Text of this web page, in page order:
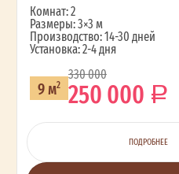
Комнат: 2
Размеры: 3×3 м
Производство: 14-30 дней
Установка: 2-4 дня
9 м2
330 000
250 000
ПОДРОБНЕЕ